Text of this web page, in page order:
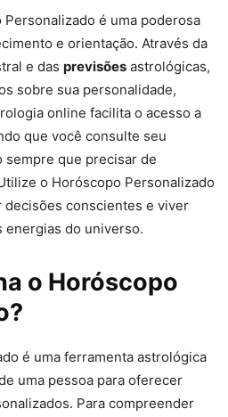
é uma poderosa
e orientação. Através da
e das previsões astrológicas,
sobre sua personalidade,
online facilita o acesso a
que você consulte seu
sempre que precisar de
o Horóscopo Personalizado
decisões conscientes e viver
energias do universo.
o Horóscopo
é uma ferramenta astrológica
uma pessoa para oferecer
Para compreender